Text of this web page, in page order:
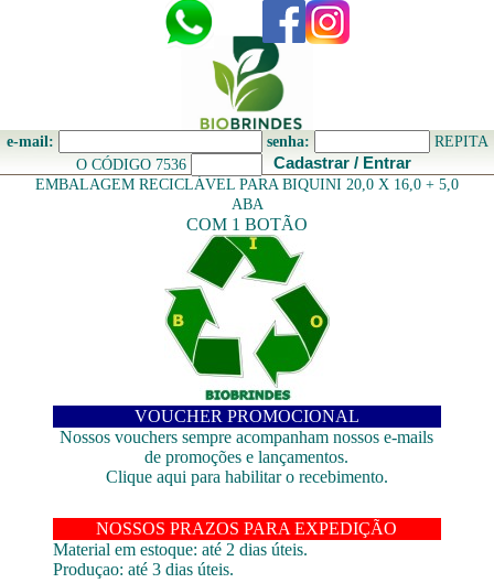
e-mail: senha:
REPITA
O CÓDIGO 7536
Cadastrar / Entrar
EMBALAGEM RECICLÁVEL PARA BIQUINI 20,0 X 16,0 + 5,0
ABA
COM 1 BOTÃO
VOUCHER PROMOCIONAL
Nossos vouchers sempre acompanham nossos e-mails
de promoções e lançamentos.
Clique aqui para habilitar o recebimento.
NOSSOS PRAZOS PARA EXPEDIÇÃO
Material em estoque: até 2 dias úteis.
Produçao: até 3 dias úteis.